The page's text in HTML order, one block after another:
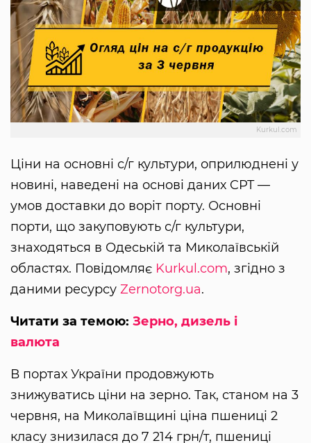
Kurkul.com
Ціни на основні с/г культури, оприлюднені у
новині, наведені на основі даних CPT —
умов доставки до воріт порту. Основні
порти, що закуповують с/г культури,
знаходяться в Одеській та Миколаївській
областях. Повідомляє Kurkul.com, згідно з
даними ресурсу Zernotorg.ua.
Читати за темою: Зерно, дизель і
валюта
В портах України продовжують
знижуватись ціни на зерно. Так, станом на 3
червня, на Миколаївщині ціна пшениці 2
класу знизилася до 7 214 грн/т, пшениці